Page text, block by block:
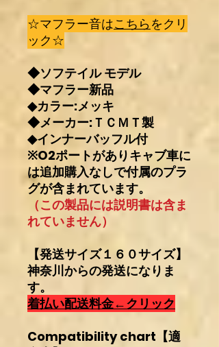
☆マフラー音はこちらをクリ
ック☆
◆ソフテイル モデル
◆マフラー新品
◆カラー:メッキ
◆メーカー:ＴＣＭＴ製
◆インナーバッフル付
※O2ポートがありキャブ車に
は追加購入なしで付属のプラ
グが含まれています。
（この製品には説明書は含ま
れていません）
【発送サイズ１６０サイズ】
神奈川からの発送になりま
す。
着払い配送料金←クリック
Compatibility chart【適